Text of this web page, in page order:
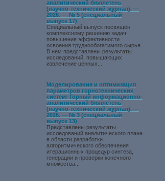
аналитический бюллетень
(научно-технический журнал). —
2026. — № 5 (специальный
выпуск 17)
Специальный выпуск посвящён
комплексному решению задач
повышения эффективности
освоения труднообогатимого сырья.
В нем представлены результаты
исследований, повышающих
извлечение ценных...
Моделирование и оптимизация
параметров горнотехнических
систем: Горный информационно-
аналитический бюллетень
(научно-технический журнал). —
2026. — № 3 (специальный
выпуск 13)
Представлены результаты
исследований аналитического плана
в области разработки
алгоритмического обеспечения
итерационных процедур синтеза,
генерации и проверки конечного
множества...